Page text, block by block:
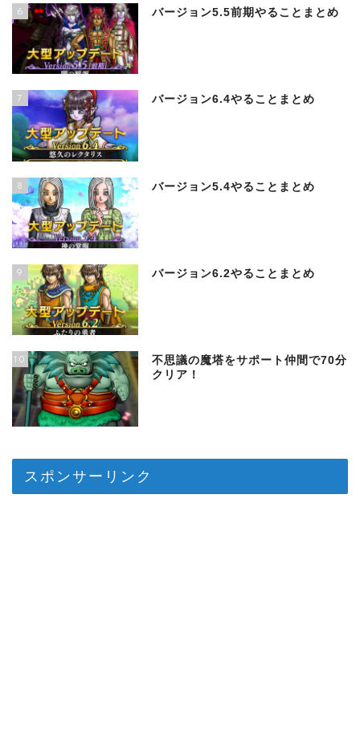
6 バージョン5.5前期やることまとめ
7 バージョン6.4やることまとめ
8 バージョン5.4やることまとめ
9 バージョン6.2やることまとめ
10
不思議の魔塔をサポート仲間で70分
クリア！
スポンサーリンク